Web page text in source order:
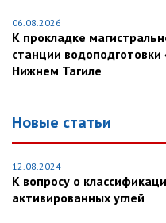
06.08.2026
К прокладке
станции
Нижнем Тагиле
Новые статьи
12.08.2024
К вопросу о
активированных углей